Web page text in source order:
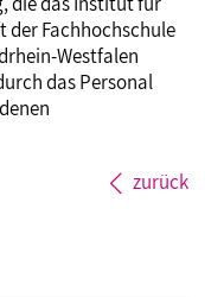
der Fachhochschule
Westfalen
das Personal
zurück